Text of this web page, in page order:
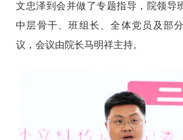
文忠泽到会并做了专题指导，院领导
中层骨干、班组长、全体党员及部
议，会议由院长马明祥主持。